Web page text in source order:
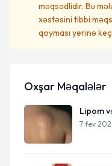
məqsədlidir. Bu
xəstəsini tibbi
qoyması yerinə
Oxşar Məqalələr
Lipom
7 fev